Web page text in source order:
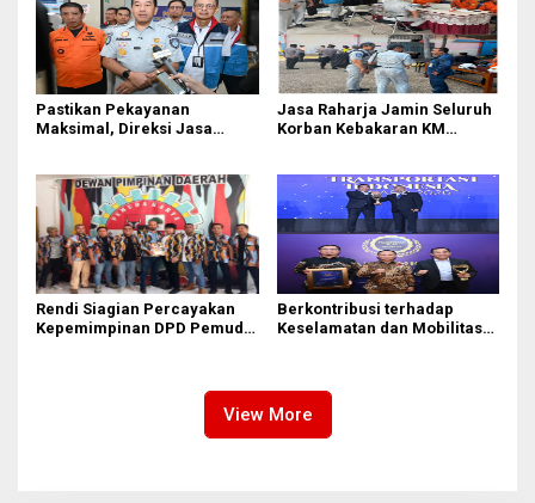
Pastikan Pekayanan
Maksimal, Direksi Jasa
Sentosa II
Jasa Raharja Jamin Seluruh
Korban Kebakaran KM
Rendi Siagian Percayakan
Kepemimpinan DPD Pemuda
Berkontribusi terhadap
Keselamatan dan Mobilitas
Awards 2026
View More